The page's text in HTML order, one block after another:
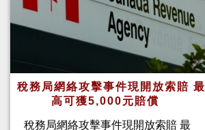
稅務局網絡攻擊事件現開放索賠 最
高可獲5,000元賠償
稅務局網絡攻擊事件現開放索賠 最